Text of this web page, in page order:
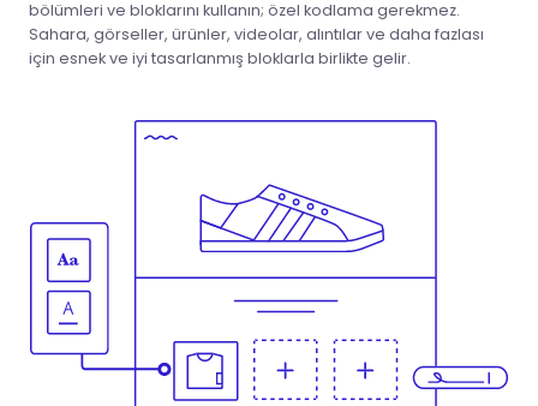
bölümleri ve bloklarını kullanın; özel kodlama gerekmez.
Sahara, görseller, ürünler, videolar, alıntılar ve daha fazlası
için esnek ve iyi tasarlanmış bloklarla birlikte gelir.